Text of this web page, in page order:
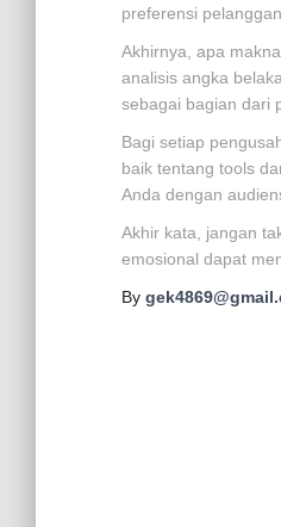
preferensi pelanggan.
Akhirnya, apa
analisis angka
sebagai bagian dari
Bagi setiap
baik tentang tools
Anda dengan
Akhir kata, jangan
emosional dapat
By